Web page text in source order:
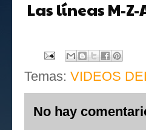
Las líneas M-
Temas: VIDEOS
No hay